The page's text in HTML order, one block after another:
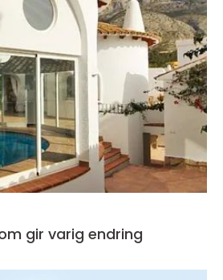
gir varig endring